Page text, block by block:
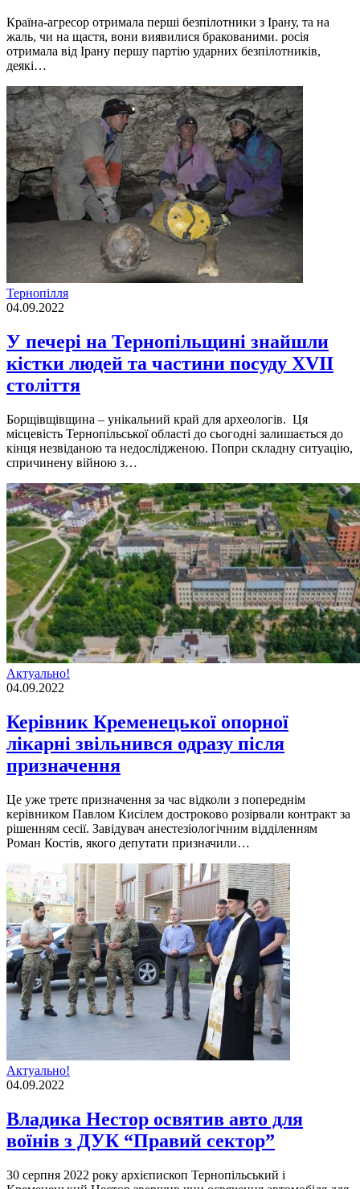
Країна-агресор отримала першi безпiлотники з Iрану, та на
жаль, чи на щастя, вони виявилися бракованими. росiя
отримала вiд Iрану першу партiю ударних безпiлотникiв,
деякi…
Тернопілля
04.09.2022
У печері на Тернопільщині знайшли
кістки людей та частини посуду XVII
століття
Борщiвщiвщина – унiкальний край для археологiв. Ця
мiсцевiсть Тернопiльської областi до сьогоднi залишається до
кiнця незвiданою та недослiдженою. Попри складну ситуацiю,
спричинену вiйною з…
Актуально!
04.09.2022
Керівник Кременецької опорної
лікарні звільнився одразу після
призначення
Це уже третє призначення за час вiдколи з попереднiм
керiвником Павлом Кисiлем достроково розiрвали контракт за
рiшенням сесiї. Завiдувач анестезiологiчним вiддiленням
Роман Костiв, якого депутати призначили…
Актуально!
04.09.2022
Владика Нестор освятив авто для
воїнів з ДУК “Правий сектор”
30 серпня 2022 року архiєпископ Тернопiльський i